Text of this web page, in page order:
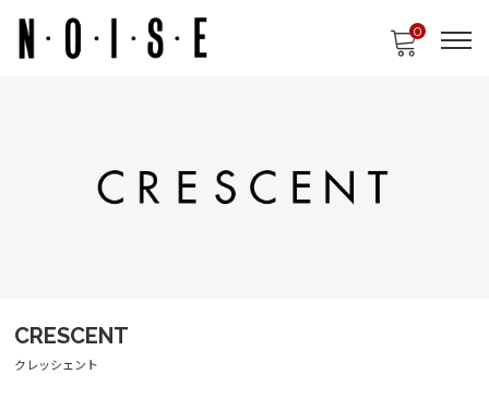
0
CRESCENT
クレッシェント